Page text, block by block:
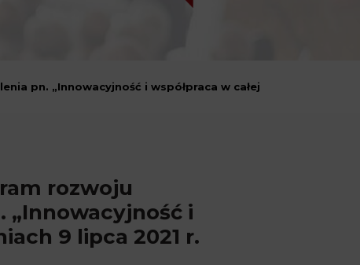
pn. „Innowacyjność i współpraca w całej
rozwoju
„Innowacyjność i
9 lipca 2021 r.